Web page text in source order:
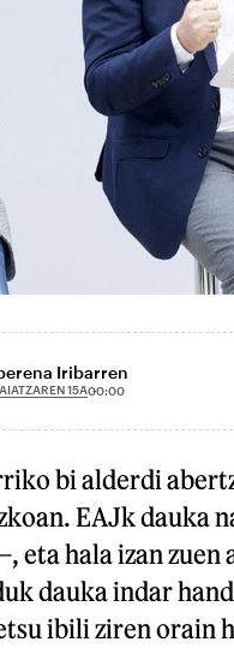
Iribarren
15A00:00
bi alderdi
EAJk dauka
hala izan zuen
dauka indar
ibili ziren